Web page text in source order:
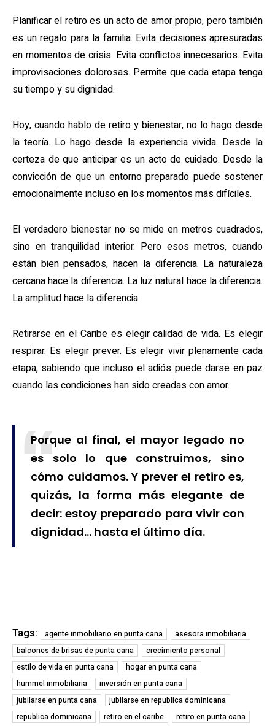
Planificar el retiro es un acto de amor propio, pero también
es un regalo para la familia. Evita decisiones apresuradas
en momentos de crisis. Evita conflictos innecesarios. Evita
improvisaciones dolorosas. Permite que cada etapa tenga
su tiempo y su dignidad.
Hoy, cuando hablo de retiro y bienestar, no lo hago desde
la teoría. Lo hago desde la experiencia vivida. Desde la
certeza de que anticipar es un acto de cuidado. Desde la
convicción de que un entorno preparado puede sostener
emocionalmente incluso en los momentos más difíciles.
El verdadero bienestar no se mide en metros cuadrados,
sino en tranquilidad interior. Pero esos metros, cuando
están bien pensados, hacen la diferencia. La naturaleza
cercana hace la diferencia. La luz natural hace la diferencia.
La amplitud hace la diferencia.
Retirarse en el Caribe es elegir calidad de vida. Es elegir
respirar. Es elegir prever. Es elegir vivir plenamente cada
etapa, sabiendo que incluso el adiós puede darse en paz
cuando las condiciones han sido creadas con amor.
Porque al final, el mayor legado no
es solo lo que construimos, sino
cómo cuidamos. Y prever el retiro es,
quizás, la forma más elegante de
decir: estoy preparado para vivir con
dignidad… hasta el último día.
Tags: agente inmobiliario en punta cana
asesora inmobiliaria
balcones de brisas de punta cana
crecimiento personal
estilo de vida en punta cana
hogar en punta cana
hummel inmobiliaria
inversión en punta cana
jubilarse en punta cana
jubilarse en republica dominicana
republica dominicana
retiro en el caribe
retiro en punta cana